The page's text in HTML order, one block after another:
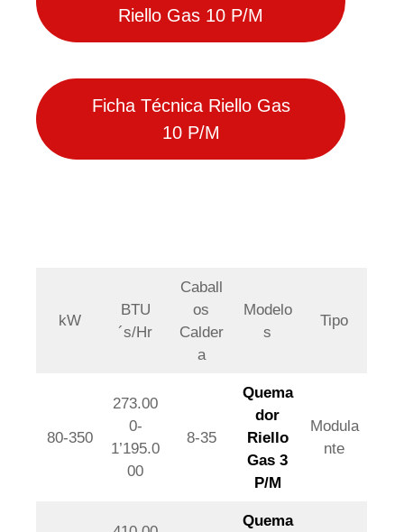
Riello Gas 10 P/M
Ficha Técnica Riello Gas
10 P/M
kW
BTU
´s/Hr
Caball
os
Calder
a
Modelo
s
Tipo
80-350
273.00
0-
1’195.0
00
8-35
Quema
dor
Riello
Gas 3
P/M
Modula
nte
Quema